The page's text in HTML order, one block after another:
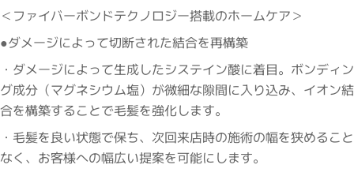
＜ファイバーボンドテクノロジー搭載のホームケア＞
●ダメージによって切断された結合を再構築
・ダメージによって生成したシステイン酸に着目。ボンディン
グ成分（マグネシウム塩）が微細な隙間に入り込み、イオン結
合を構築することで毛髪を強化します。
・毛髪を良い状態で保ち、次回来店時の施術の幅を狭めること
なく、お客様への幅広い提案を可能にします。